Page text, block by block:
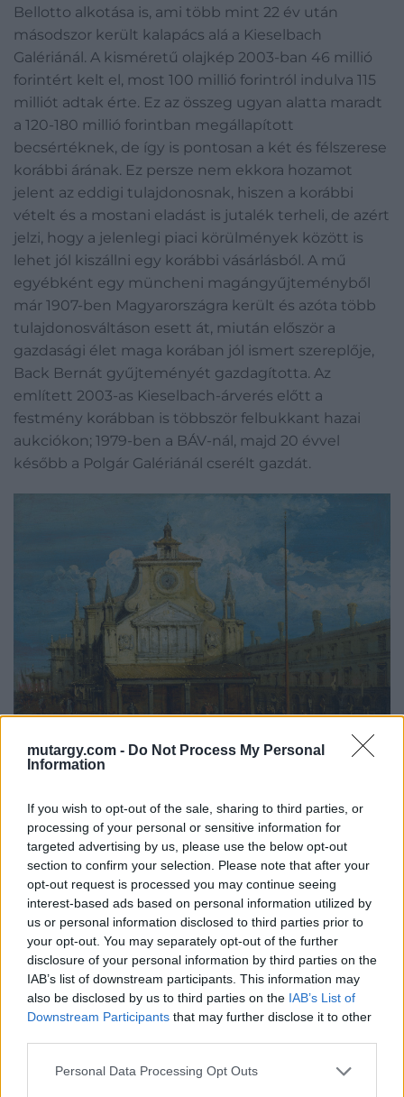
mutargy.com - Do Not Process My Personal
Information
If you wish to opt-out of the sale, sharing to third parties, or
processing of your personal or sensitive information for
targeted advertising by us, please use the below opt-out
section to confirm your selection. Please note that after your
opt-out request is processed you may continue seeing
interest-based ads based on personal information utilized by
us or personal information disclosed to third parties prior to
your opt-out. You may separately opt-out of the further
disclosure of your personal information by third parties on the
IAB’s list of downstream participants. This information may
also be disclosed by us to third parties on the IAB’s List of
Downstream Participants that may further disclose it to other
Personal Data Processing Opt Outs
Bellotto alkotása is, ami több mint 22 év után
másodszor került kalapács alá a Kieselbach
Galériánál. A kisméretű olajkép 2003-ban 46 millió
forintért kelt el, most 100 millió forintról indulva 115
milliót adtak érte. Ez az összeg ugyan alatta maradt
a 120-180 millió forintban megállapított
becsértéknek, de így is pontosan a két és félszerese
korábbi árának. Ez persze nem ekkora hozamot
jelent az eddigi tulajdonosnak, hiszen a korábbi
vételt és a mostani eladást is jutalék terheli, de azért
jelzi, hogy a jelenlegi piaci körülmények között is
lehet jól kiszállni egy korábbi vásárlásból. A mű
egyébként egy müncheni magángyűjteményből
már 1907-ben Magyarországra került és azóta több
tulajdonosváltáson esett át, miután először a
gazdasági élet maga korában jól ismert szereplője,
Back Bernát gyűjteményét gazdagította. Az
említett 2003-as Kieselbach-árverés előtt a
festmény korábban is többször felbukkant hazai
aukciókon; 1979-ben a BÁV-nál, majd 20 évvel
később a Polgár Galériánál cserélt gazdát.
fa, 33 x 44 cm
5. Vaszary János: Olasz Riviéra, Kieselbach
Galéria, 102 millió forint
Vaszary „strandképei” közül a 120 millió forintért
leütött, fentebb ismertetett Tengerpart
napernyőkkel mellett ez a vélhetően valamivel
korábban, 1937-ben készült festmény is 100 millió
forint feletti árral került be a TOP 10-be. A mű az
olasz Riviérán, a liguriai tengerparton született, ahol
magasabbról, vélhetően egy szállodai ablakból vagy